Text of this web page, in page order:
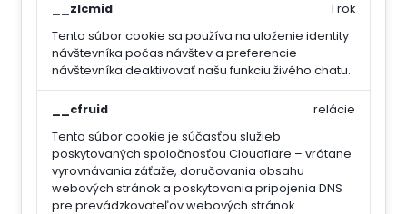
__zlcmid
Tento súbor cookie sa používa na uloženie identity
návštevníka počas návštev a preferencie
návštevníka deaktivovať našu funkciu živého chatu.
1 rok
__cfruid
Tento súbor cookie je súčasťou služieb
poskytovaných spoločnosťou Cloudflare – vrátane
vyrovnávania záťaže, doručovania obsahu
webových stránok a poskytovania pripojenia DNS
pre prevádzkovateľov webových stránok.
relácie